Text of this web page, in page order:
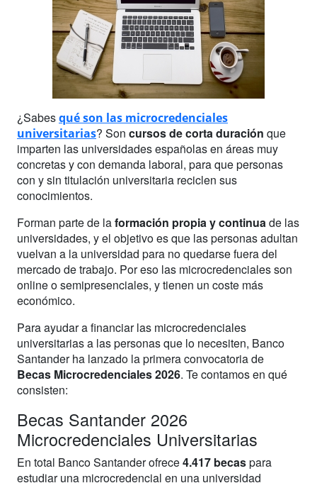
¿Sabesqué son las microcredenciales
universitarias? Son cursos de corta duración que
imparten las universidades españolas en áreas muy
concretas y con demanda laboral, para que personas
con y sin titulación universitaria reciclen sus
conocimientos.
Forman parte de laformación propia y continua de las
universidades, y el objetivo es que las personas adultan
vuelvan a la universidad para no quedarse fuera del
mercado de trabajo. Por eso las microcredenciales son
online o semipresenciales, y tienen un coste más
económico.
Para ayudar a financiar las microcredenciales
universitarias a las personas que lo necesiten, Banco
Santander ha lanzado la primera convocatoria de
Becas Microcredenciales 2026. Te contamos en qué
consisten:
Becas Santander 2026
Microcredenciales Universitarias
En total Banco Santander ofrece4.417 becaspara
estudiar una microcredencial en una universidad